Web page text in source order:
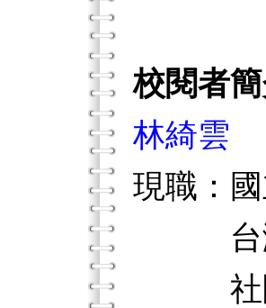
校閱者
林綺雲
現職：
台灣
社團